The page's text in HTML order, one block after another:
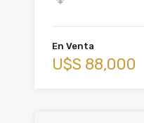
En Venta
U$S 88,000